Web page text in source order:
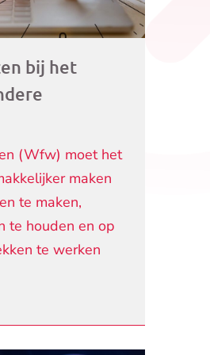
bij het
(Wfw) moet het
maken
te maken,
te houden en op
te werken